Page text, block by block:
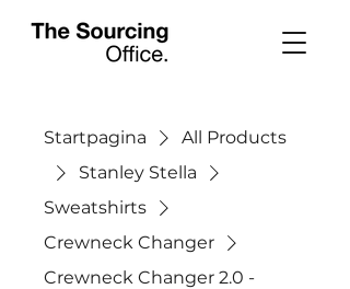
Startpagina
All Products
Stanley Stella
Sweatshirts
Crewneck Changer
Crewneck Changer 2.0 -